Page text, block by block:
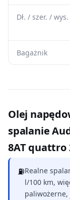
Dł. / szer. / wys.
Bagażnik
Olej
spalanie
8AT quattro
⛽Realne
l/100 km,